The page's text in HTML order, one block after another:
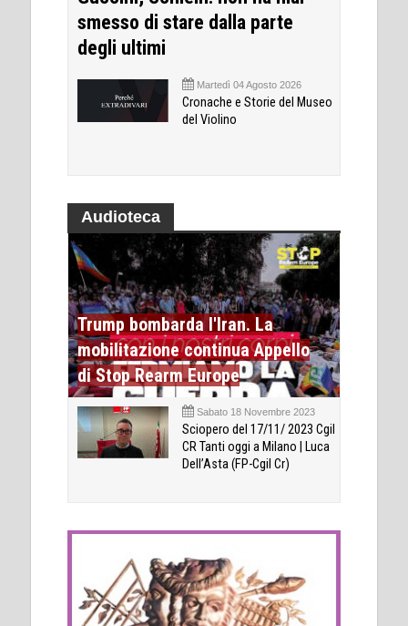
smesso di stare dalla parte
degli ultimi
Martedì 04 Agosto 2026
Cronache e Storie del Museo
del Violino
Audioteca
Trump bombarda l'Iran. La
mobilitazione continua Appello
di Stop Rearm Europe
Sabato 18 Novembre 2023
Sciopero del 17/11/ 2023 Cgil
CR Tanti oggi a Milano | Luca
Dell’Asta (FP-Cgil Cr)